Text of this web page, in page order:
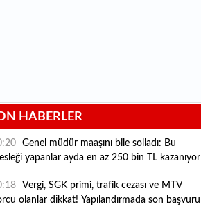
HABERLER
Genel müdür maaşını bile solladı: Bu
yapanlar ayda en az 250 bin TL kazanıyor
olanlar dikkat! Yapılandırmada son başvuru